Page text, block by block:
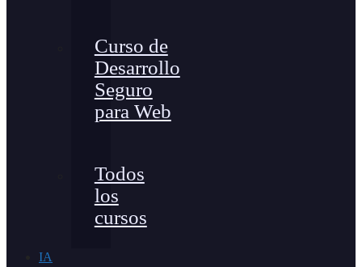
Curso de
Desarrollo
Seguro
para Web
Todos
los
cursos
IA